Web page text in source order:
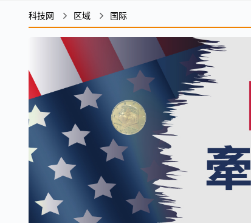
科技网 区域 国际